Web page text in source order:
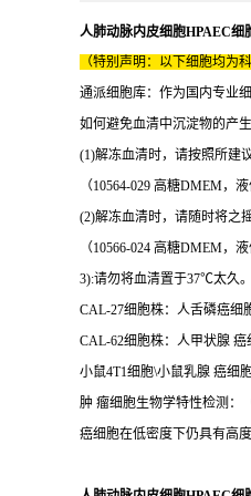
人肺动脉内皮细胞HPAEC细
（特别声明：以下细胞均为
通派细胞库：作为国内专业
如何避免血清中沉淀物的产生
(1)解冻血清时，请按照所建
（10564-029 高糖DMEM，
(2)解冻血清时，请随时将之
（10566-024 高糖DMEM，
3):请勿将血清置于37℃太久
CAL-27细胞株：人舌磷癌细
CAL-62细胞株：人甲状腺
小鼠4T1细胞\小鼠乳腺 癌细
肿 瘤细胞生物学特性检测：
癌细胞在低密度下仍具有高